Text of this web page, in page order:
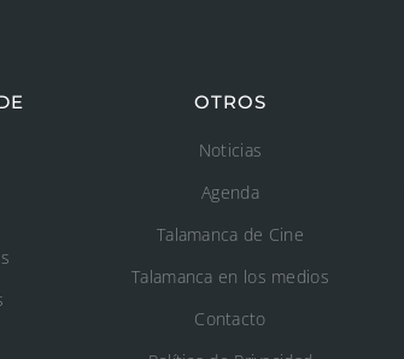
OTROS
Noticias
Agenda
Talamanca de Cine
Talamanca en los medios
Contacto